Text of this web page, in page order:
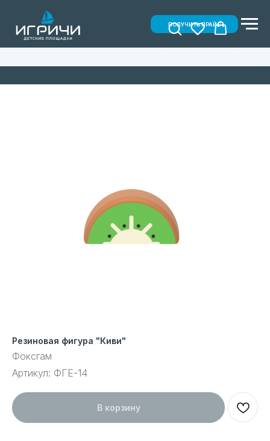
ПОЛУЧИТЬ ПРАЙС
Резиновая фигура "Киви"
Фоксгам
Артикул: ФГЕ-14
В корзину